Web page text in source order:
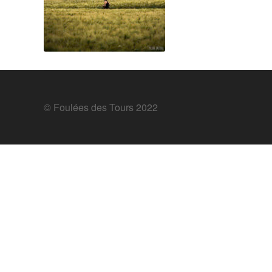
© Foulées des Tours 2022